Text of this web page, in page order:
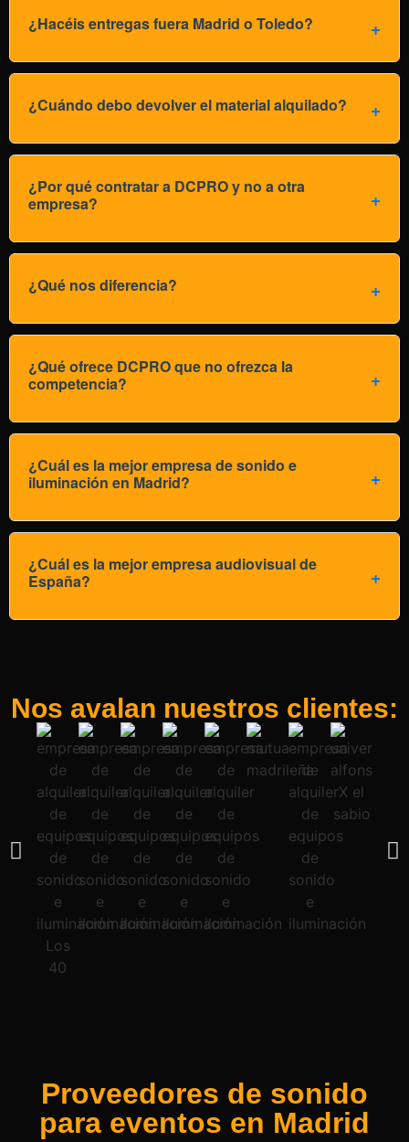
¿Hacéis entregas fuera Madrid o Toledo?
¿Cuándo debo devolver el material alquilado?
¿Por qué contratar a DCPRO y no a otra
empresa?
¿Qué nos diferencia?
¿Qué ofrece DCPRO que no ofrezca la
competencia?
¿Cuál es la mejor empresa de sonido e
iluminación en Madrid?
¿Cuál es la mejor empresa audiovisual de
España?
Nos avalan nuestros clientes:
Proveedores de sonido
para eventos en Madrid